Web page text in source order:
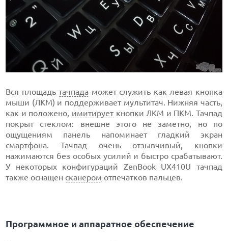
Вся площадьтачпада может служить как левая кнопка
мыши (ЛКМ) и поддерживает мультитач. Нижняя часть,
как и положено, имитируеткнопки ЛКМ и ПКМ. Тачпад
покрыт стеклом: внешне этого не заметно, но по
ощущениям панель напоминает гладкий экран
смартфона. Тачпад очень отзывчивый, кнопки
нажимаются без особых усилий и быстро срабатывают.
У некоторых конфигураций ZenBook UX410U тачпад
также оснащен сканером отпечатков пальцев.
Программное и аппаратное обеспечение